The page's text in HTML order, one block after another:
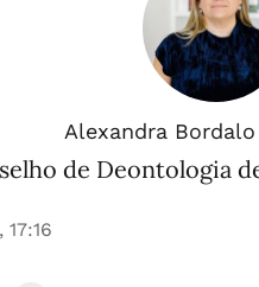
Alexandra
de Deontologia